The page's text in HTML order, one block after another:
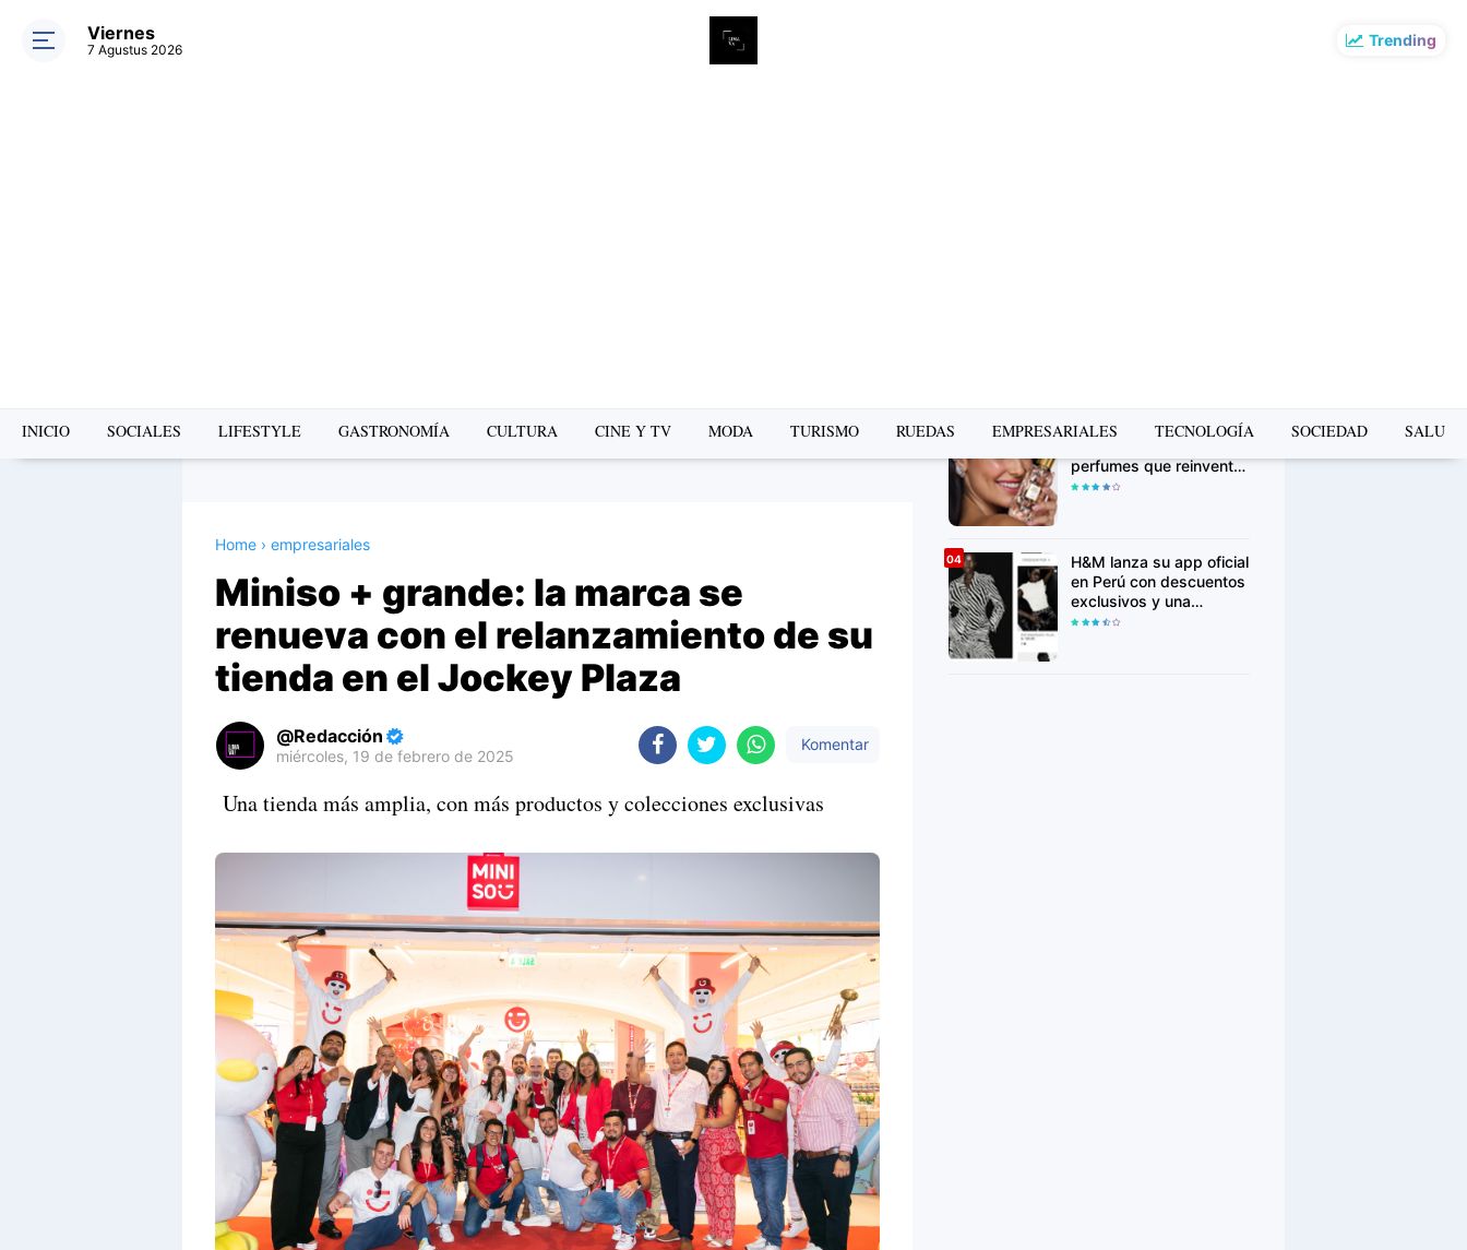
Trending
Viernes
7 Agustus 2026
INICIO SOCIALES LIFESTYLE GASTRONOMÍA CULTURA CINE Y TV MODA TURISMO RUEDAS EMPRESARIALES TECNOLOGÍA SOCIEDAD SALUD
Home › empresariales
Miniso + grande: la marca se
renueva con el relanzamiento de su
tienda en el Jockey Plaza
Redacción
miércoles, 19 de febrero de 2025
Komentar
Premium
Design
Shroff
Templates
Una tienda más amplia, con más productos y colecciones exclusivas
Avon Iconic Collection: la
perfumes que reinventa
sus fragancias clásicas
H&M lanza su app oficial
en Perú con descuentos
exclusivos y una
experiencia de compra